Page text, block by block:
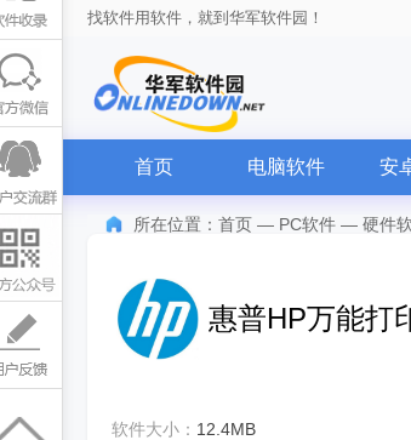
找软件用软件，就到华军软件园！
首页 电脑软件 安
所在位置： 首页 — PC软件 — 硬件
惠普HP万能打
软件大小： 12.4MB